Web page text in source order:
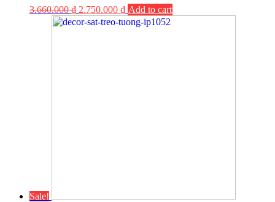
3.660.000₫ 2.750.000 ₫ Add to cart
Sale!